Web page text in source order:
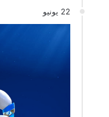
22 يونيو